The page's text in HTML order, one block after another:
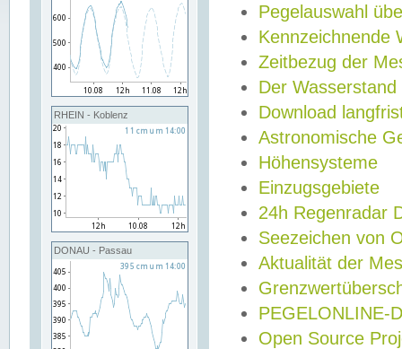
RHEIN - Koblenz
DONAU - Passau
Pegelauswahl
Kennzeichnende
Zeitbezug der
Der Wasserstand
Download
Astronomische
Höhensysteme
Einzugsgebiete
24h Regenradar
Seezeichen von
Aktualität der
PEGELONLINE-
Open Source